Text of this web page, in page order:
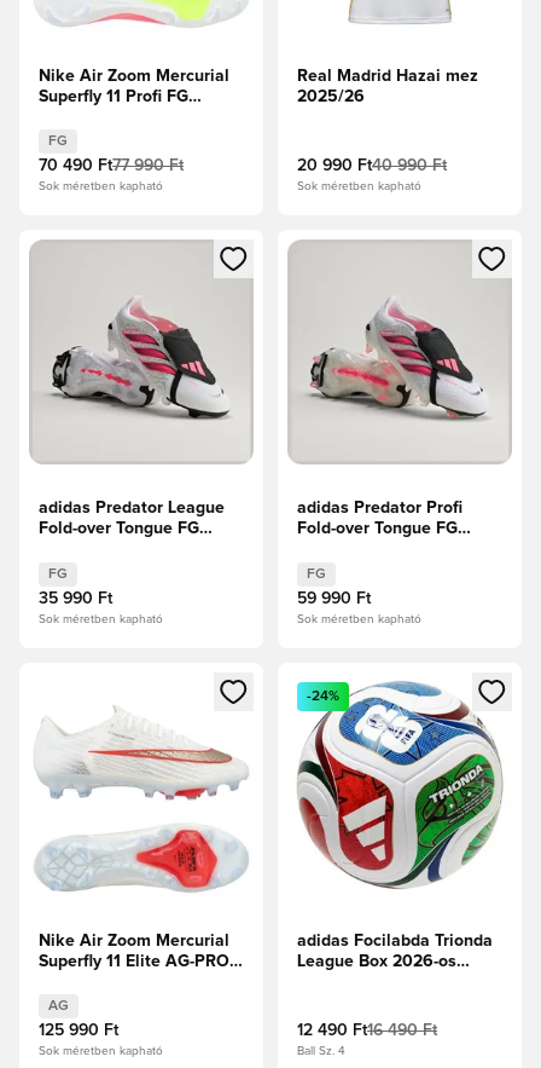
Nike Air Zoom Mercurial
Superfly 11 Profi FG
Rózsaszín/Fehér/Fekete
FG
70 490 Ft77 990 Ft
Sok méretben kapható
Real Madrid Hazai mez
2025/26
20 990 Ft40 990 Ft
Sok méretben kapható
Megnyit egy modált a bejelentkezéshez vagy a tagként való
adidas Predator League
Fold-over Tongue FG
FG
35 990 Ft
Sok méretben kapható
Megnyit egy modált a
adidas Predator Profi
Fold-over Tongue FG
FG
59 990 Ft
Sok méretben kapható
Megnyit egy modált a bejelentkezéshez vagy a tagként
Nike Air Zoom Mercurial
Superfly 11 Elite AG-PRO
AG
125 990 Ft
Sok méretben kapható
Megnyit egy modált a
-24%
adidas Focilabda Trionda
League Box 2026-os
piros/Élénk lime
12 490 Ft16 490 Ft
Ball Sz. 4